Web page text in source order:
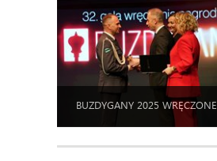
BUZDYGANY 2025 WRĘCZONE